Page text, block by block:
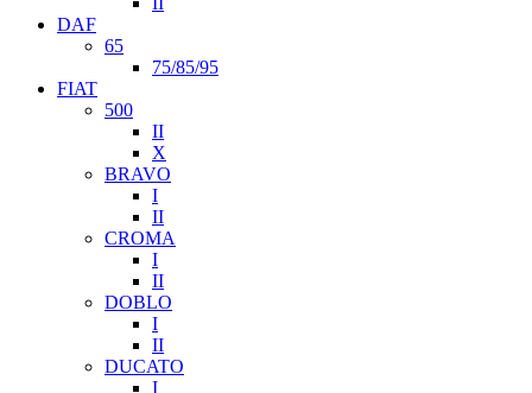
DAF
65
75/85/95
FIAT
500
II
X
BRAVO
I
II
CROMA
I
II
DOBLO
I
II
DUCATO
I